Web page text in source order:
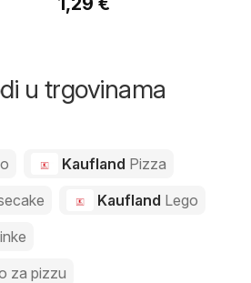
u trgovinama
Kaufland Pizza
Kaufland Lego
za pizzu